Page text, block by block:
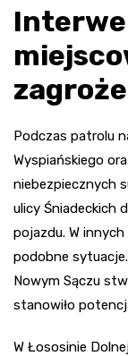
Podczas patrolu
Wyspiańskiego
niebezpiecznych
ulicy Śniadeckich
pojazdu. W
podobne
Nowym Sączu
stanowiło
W Łososinie